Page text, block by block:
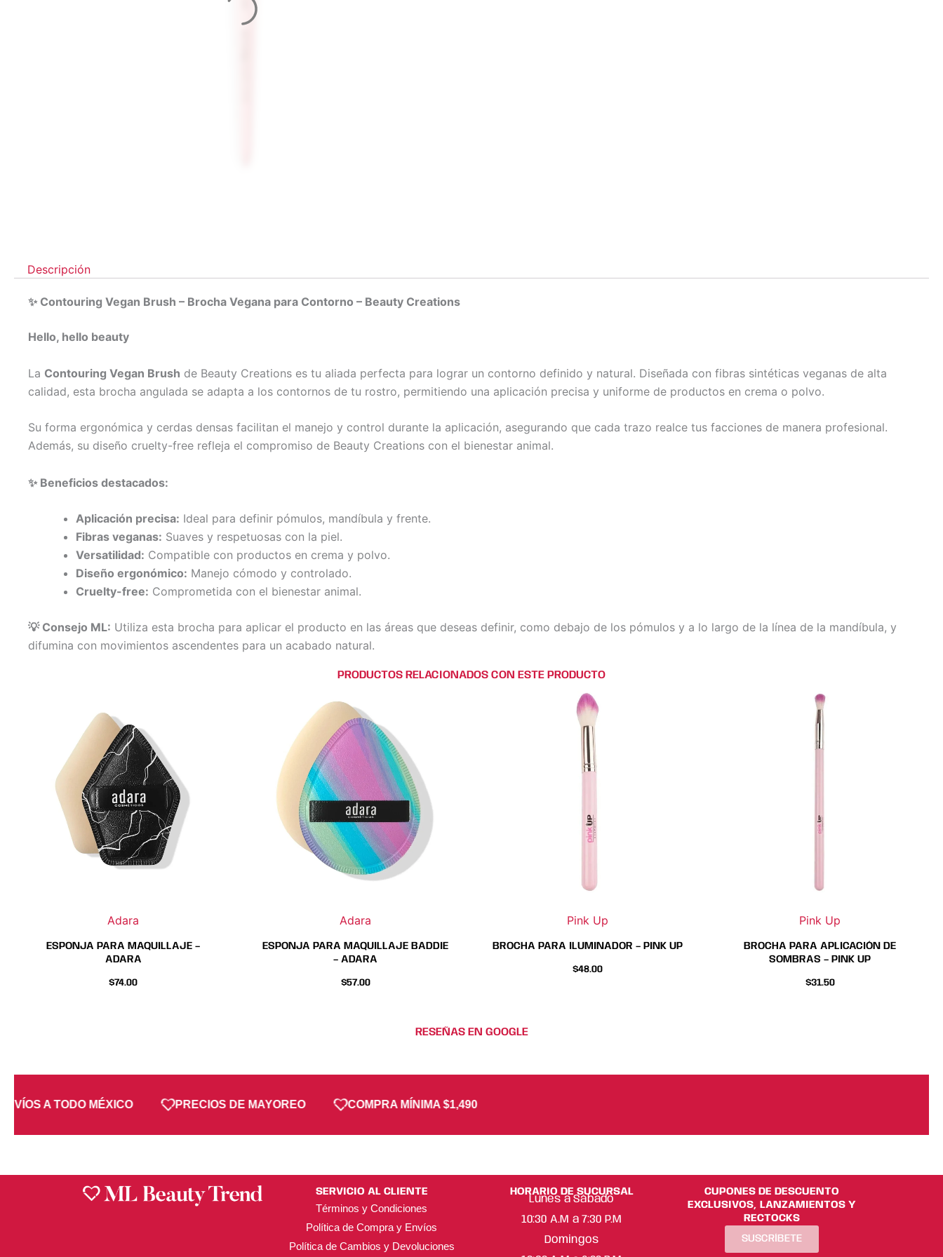
Descripción
✨ Contouring Vegan Brush – Brocha Vegana para Contorno – Beauty Creations
Hello, hello beauty
La Contouring Vegan Brush de Beauty Creations es tu aliada perfecta para lograr un contorno definido y natural. Diseñada con fibras sintéticas veganas de alta
calidad, esta brocha angulada se adapta a los contornos de tu rostro, permitiendo una aplicación precisa y uniforme de productos en crema o polvo.
Su forma ergonómica y cerdas densas facilitan el manejo y control durante la aplicación, asegurando que cada trazo realce tus facciones de manera profesional.
Además, su diseño cruelty-free refleja el compromiso de Beauty Creations con el bienestar animal.
✨ Beneficios destacados:
Aplicación precisa: Ideal para definir pómulos, mandíbula y frente.
Fibras veganas: Suaves y respetuosas con la piel.
Versatilidad: Compatible con productos en crema y polvo.
Diseño ergonómico: Manejo cómodo y controlado.
Cruelty-free: Comprometida con el bienestar animal.
💡 Consejo ML: Utiliza esta brocha para aplicar el producto en las áreas que deseas definir, como debajo de los pómulos y a lo largo de la línea de la mandíbula, y
difumina con movimientos ascendentes para un acabado natural.
PRODUCTOS RELACIONADOS CON ESTE PRODUCTO
Adara
ESPONJA PARA MAQUILLAJE –
ADARA
$74.00
Adara
ESPONJA PARA MAQUILLAJE BADDIE
– ADARA
$57.00
Pink Up
BROCHA PARA ILUMINADOR – PINK UP
$48.00
Pink Up
BROCHA PARA APLICACIÓN DE
SOMBRAS – PINK UP
$31.50
RESEÑAS EN GOOGLE
A TODO MÉXICO PRECIOS DE MAYOREO COMPRA MÍNIMA $1,490
SERVICIO AL CLIENTE
Términos y Condiciones
Política de Compra y Envíos
Política de Cambios y Devoluciones
HORARIO DE SUCURSAL
Lunes a Sábado
10:30 A.M a 7:30 P.M
Domingos
CUPONES DE DESCUENTO
EXCLUSIVOS, LANZAMIENTOS Y
RECTOCKS
SUSCRÍBETE